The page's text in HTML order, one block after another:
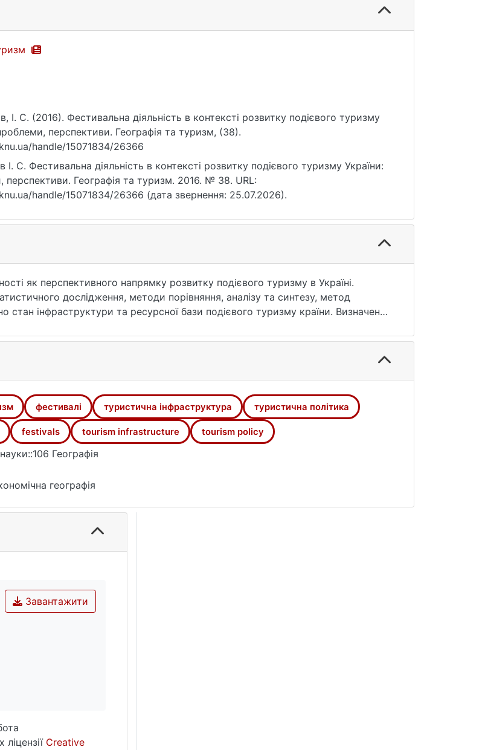
І. С. (2016). Фестивальна діяльність в контексті розвитку подієвого туризму
перспективи. Географія та туризм, (38).
handle/15071834/26366
С. Фестивальна діяльність в контексті розвитку подієвого туризму України:
перспективи. Географія та туризм. 2016. № 38. URL:
handle/15071834/26366 (дата звернення: 25.07.2026).
як перспективного напрямку розвитку подієвого туризму в Україні.
дослідження, методи порівняння, аналізу та синтезу, метод
стан інфраструктури та ресурсної бази подієвого туризму країни. Визначено
в Україні. Наукова новизна. Представлена робота є узагальненням
туризму в Україні. Здійснене комплексне дослідження фестивальної
туризму в країні. Практична значимість. Розгляд відомостей про
може бути використаний для корегування туристичної політики
фестивалі туристична інфраструктура туристична політика
festivals tourism infrastructure tourism policy
Географія
географія
Завантажити
Creative